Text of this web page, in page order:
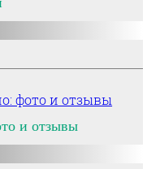
и отзывы